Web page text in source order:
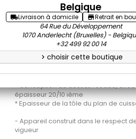
- Module -MONOBLOC-, muni de
Nature du chassis : tube en acier
Nature de la carrosserie :
* Dessus : Acier inox AISI 304 18/10,
finition surface satiné
* Façade et côtés : Acier inox AISI 430
finition surface satiné
finition surface satiné
* Conception du dessus : soudé,
épaisseur 20/10 ième
* Epaisseur de la tôle du plan de
- Appareil construit dans le respect
vigueur
Belgique
local_shippingLivraison à domicile storeRetrait en
64 Rue du Développement
1070 Anderlecht (Bruxelles) -
+32 499 92 00 14
chevron_right choisir cette boutique